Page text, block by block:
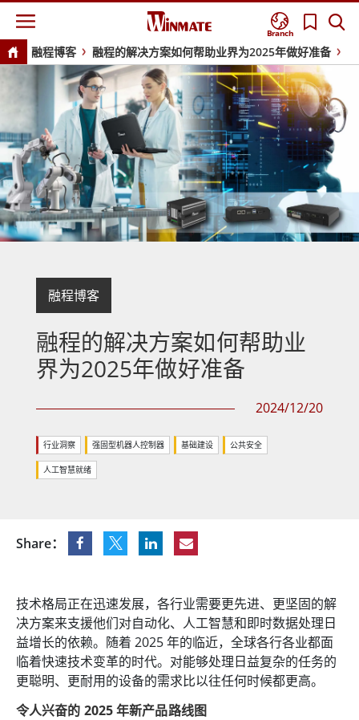
Branch
融程博客 融程的解决方案如何帮助业界为2025年做好准备
融程博客
融程的解决方案如何帮助业
界为2025年做好准备
2024/12/20
行业洞察 强固型机器人控制器 基础建设 公共安全
人工智慧就绪
Share：
技术格局正在迅速发展，各行业需要更先进、更坚固的解
决方案来支援他们对自动化、人工智慧和即时数据处理日
益增长的依赖。随着 2025 年的临近，全球各行各业都面
临着快速技术变革的时代。对能够处理日益复杂的任务的
更聪明、更耐用的设备的需求比以往任何时候都更高。
令人兴奋的 2025 年新产品路线图